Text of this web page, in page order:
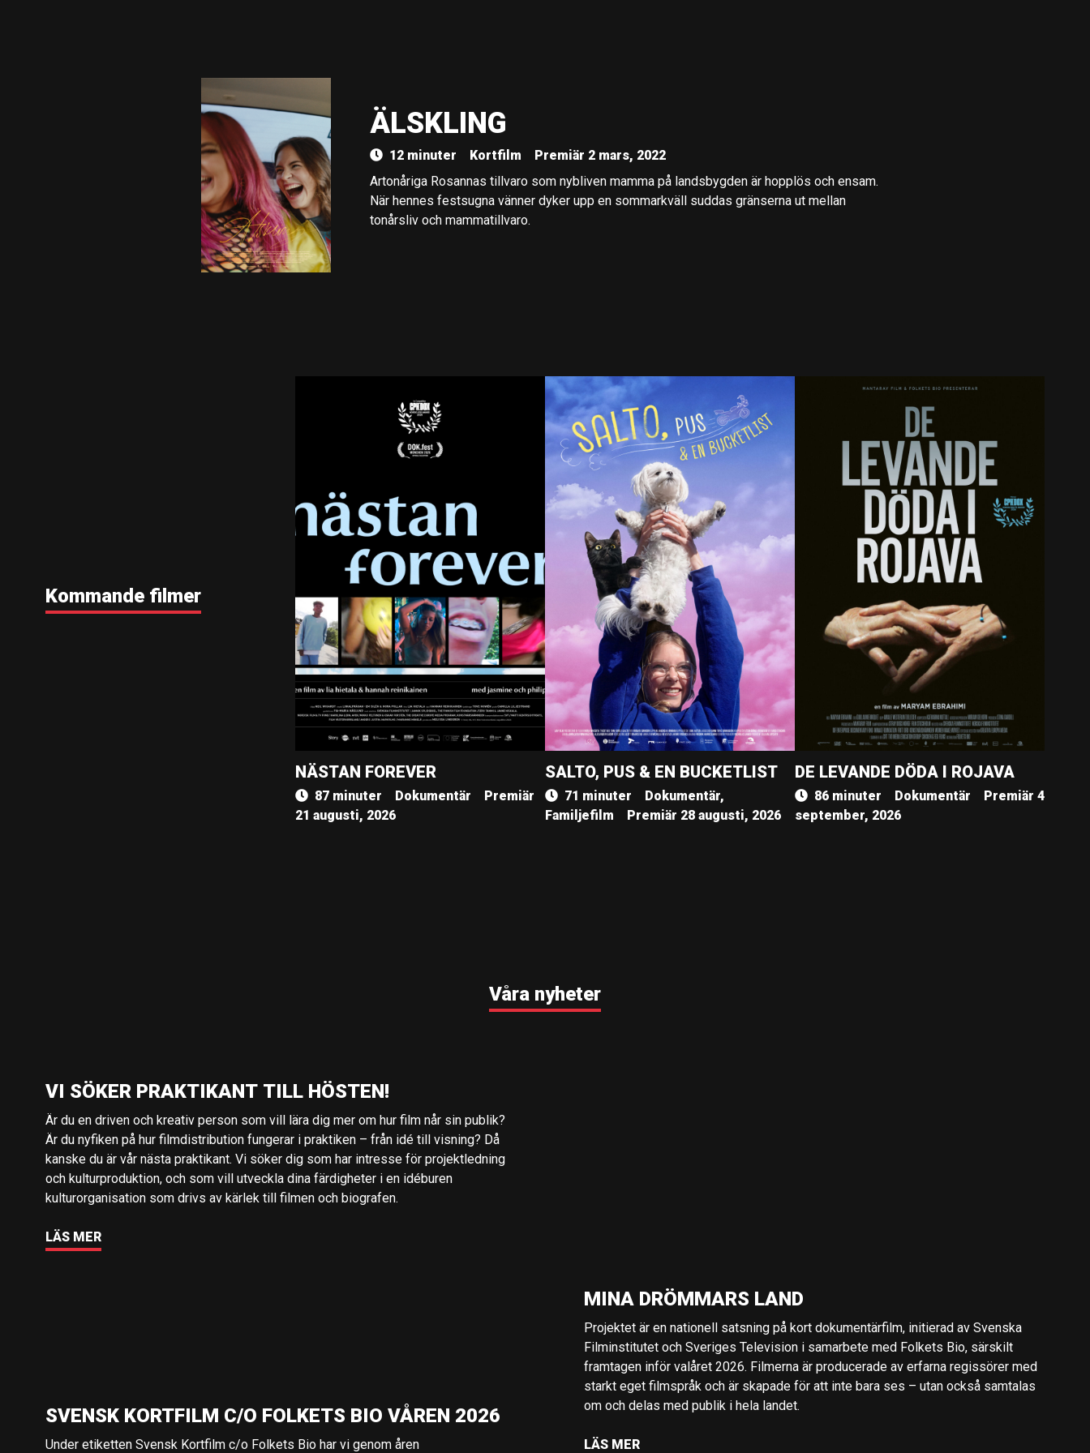
ÄLSKLING
12 minuter Kortfilm
Premiär 2 mars, 2022
Artonåriga Rosannas tillvaro som nybliven mamma på landsbygden är hopplös och ensam.
När hennes festsugna vänner dyker upp en sommarkväll suddas gränserna ut mellan
tonårsliv och mammatillvaro.
Kommande filmer
NÄSTAN FOREVER
87 minuter Dokumentär
Premiär
21 augusti, 2026
SALTO, PUS & EN BUCKETLIST
71 minuter
Dokumentär,
Familjefilm
Premiär 28 augusti, 2026
DE LEVANDE DÖDA I ROJAVA
86 minuter Dokumentär
Premiär 4
september, 2026
Våra nyheter
VI SÖKER PRAKTIKANT TILL HÖSTEN!
Är du en driven och kreativ person som vill lära dig mer om hur film når sin publik?
Är du nyfiken på hur filmdistribution fungerar i praktiken – från idé till visning? Då
kanske du är vår nästa praktikant. Vi söker dig som har intresse för projektledning
och kulturproduktion, och som vill utveckla dina färdigheter i en idéburen
kulturorganisation som drivs av kärlek till filmen och biografen.
LÄS MER
MINA DRÖMMARS LAND
Projektet är en nationell satsning på kort dokumentärfilm, initierad av Svenska
Filminstitutet och Sveriges Television i samarbete med Folkets Bio, särskilt
framtagen inför valåret 2026. Filmerna är producerade av erfarna regissörer med
starkt eget filmspråk och är skapade för att inte bara ses – utan också samtalas
om och delas med publik i hela landet.
LÄS MER
SVENSK KORTFILM C/O FOLKETS BIO VÅREN 2026
Under etiketten Svensk Kortfilm c/o Folkets Bio har vi genom åren